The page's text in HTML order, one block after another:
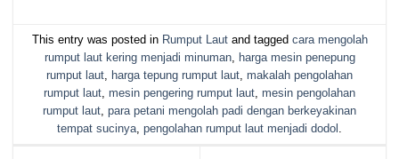
This entry was posted in Rumput Lautand tagged cara mengolah
rumput laut kering menjadi minuman, harga mesin penepung
rumput laut harga tepung rumput laut makalah pengolahan
rumput laut mesin pengering rumput laut mesin pengolahan
rumput laut para petani mengolah padi dengan berkeyakinan
tempat sucinya pengolahan rumput laut menjadi dodol